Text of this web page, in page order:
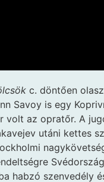
c. döntően
Savoy is egy
az opratőr. A
utáni kettes
habzó szenvedély